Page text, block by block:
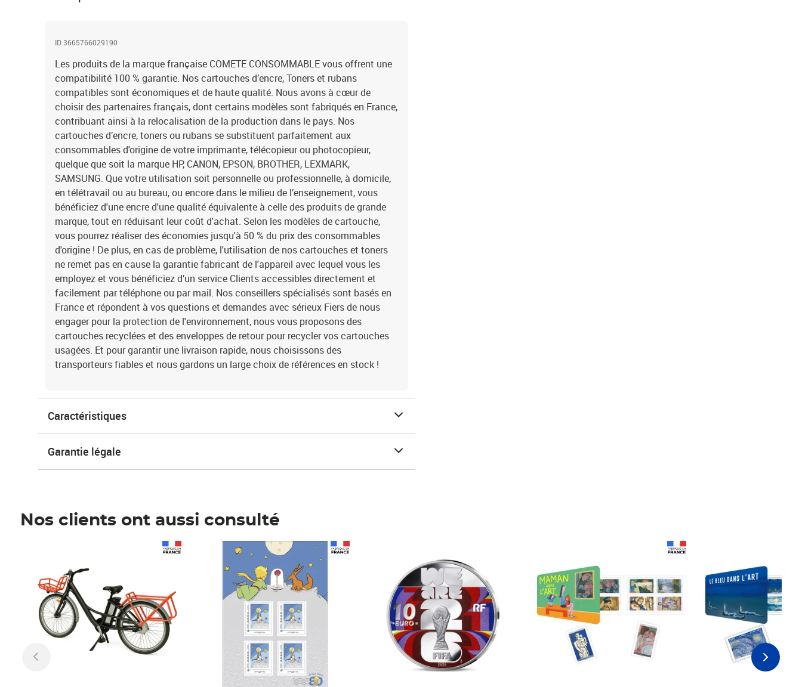
ID 3665766029190
Les produits de la marque française COMETE CONSOMMABLE vous offrent une
compatibilité 100 % garantie. Nos cartouches d’encre, Toners et rubans
compatibles sont économiques et de haute qualité. Nous avons à cœur de
choisir des partenaires français, dont certains modèles sont fabriqués en France,
contribuant ainsi à la relocalisation de la production dans le pays. Nos
cartouches d’encre, toners ou rubans se substituent parfaitement aux
consommables d'origine de votre imprimante, télécopieur ou photocopieur,
quelque que soit la marque HP, CANON, EPSON, BROTHER, LEXMARK,
SAMSUNG. Que votre utilisation soit personnelle ou professionnelle, à domicile,
en télétravail ou au bureau, ou encore dans le milieu de l’enseignement, vous
bénéficiez d'une encre d'une qualité équivalente à celle des produits de grande
marque, tout en réduisant leur coût d'achat. Selon les modèles de cartouche,
vous pourrez réaliser des économies jusqu'à 50 % du prix des consommables
d'origine ! De plus, en cas de problème, l'utilisation de nos cartouches et toners
ne remet pas en cause la garantie fabricant de l'appareil avec lequel vous les
employez et vous bénéficiez d’un service Clients accessibles directement et
facilement par téléphone ou par mail. Nos conseillers spécialisés sont basés en
France et répondent à vos questions et demandes avec sérieux Fiers de nous
engager pour la protection de l'environnement, nous vous proposons des
cartouches recyclées et des enveloppes de retour pour recycler vos cartouches
usagées. Et pour garantir une livraison rapide, nous choisissons des
transporteurs fiables et nous gardons un large choix de références en stock !
Caractéristiques
Garantie légale
Nos clients ont aussi consulté
Prix 7,50€